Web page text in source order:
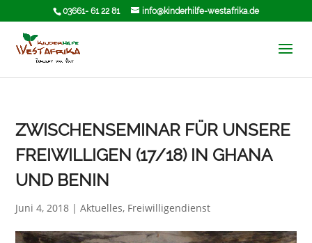
03661- 61 22 81 info@kinderhilfe-westafrika.de
ZWISCHENSEMINAR FÜR UNSERE
FREIWILLIGEN (17/18) IN GHANA
UND BENIN
Juni 4, 2018 |Aktuelles, Freiwilligendienst